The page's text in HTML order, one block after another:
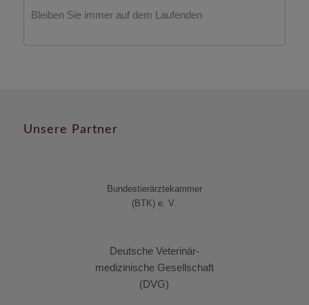
Bleiben Sie immer auf dem Laufenden
Unsere Partner
Bundestierärztekammer
(BTK) e. V.
Deutsche Veterinär-
medizinische Gesellschaft
(DVG)